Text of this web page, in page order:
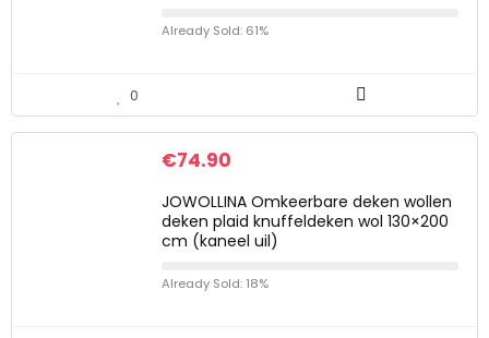
Already Sold: 61%
0
€74.90
JOWOLLINA Omkeerbare deken wollen
deken plaid knuffeldeken wol 130×200
cm (kaneel uil)
Already Sold: 18%